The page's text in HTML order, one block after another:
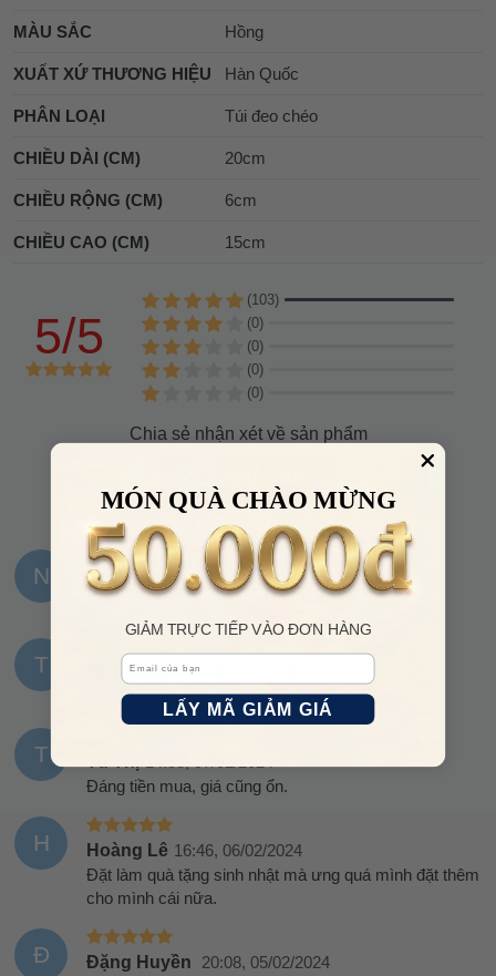
MÀU SẮC Hồng
XUẤT XỨ THƯƠNG HIỆU Hàn Quốc
PHÂN LOẠI Túi đeo chéo
CHIỀU DÀI (CM) 20cm
CHIỀU RỘNG (CM) 6cm
CHIỀU CAO (CM) 15cm
5/5
(103)
(0)
(0)
(0)
(0)
Chia sẻ nhận xét về sản phẩm
N Nguyễn Thảo 14:01, 15/02/2024
T Tú Nguyễn 08:08, 09/02/2024
Tiền nào của nấy, tiền đắt của xịn, ưng lắm nhé
T
Đáng tiền mua, giá cũng ổn.
H Hoàng Lê 16:46, 06/02/2024
Đặt làm quà tặng sinh nhật mà ưng quá mình đặt thêm
cho mình cái nữa.
Đ Đặng Huyền
20:08, 05/02/2024
MÓN QUÀ CHÀO MỪNG
GIẢM TRỰC TIẾP VÀO ĐƠN HÀNG
Email
LẤY MÃ GIẢM GIÁ